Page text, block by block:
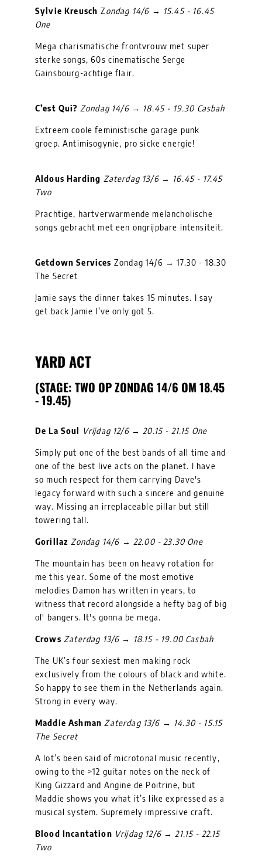
Sylvie Kreusch Zondag 14/6 → 15.45 - 16.45
One
Mega charismatische frontvrouw met super
sterke songs, 60s cinematische Serge
Gainsbourg-achtige flair.
C’est Qui? Zondag 14/6 → 18.45 - 19.30 Casbah
Extreem coole feministische garage punk
groep. Antimisogynie, pro sicke energie!
Aldous Harding Zaterdag 13/6 → 16.45 - 17.45
Two
Prachtige, hartverwarmende melancholische
songs gebracht met een ongrijpbare intensiteit.
Getdown Services Zondag 14/6 → 17.30 - 18.30
The Secret
Jamie says the dinner takes 15 minutes. I say
get back Jamie I’ve only got 5.
YARD ACT
(STAGE: TWO OP ZONDAG 14/6 OM 18.45
- 19.45)
De La Soul Vrijdag 12/6 → 20.15 - 21.15 One
Simply put one of the best bands of all time and
one of the best live acts on the planet. I have
so much respect for them carrying Dave's
legacy forward with such a sincere and genuine
way. Missing an irreplaceable pillar but still
towering tall.
Gorillaz Zondag 14/6 → 22.00 - 23.30 One
The mountain has been on heavy rotation for
me this year. Some of the most emotive
melodies Damon has written in years, to
witness that record alongside a hefty bag of big
ol' bangers. It's gonna be mega.
Crows Zaterdag 13/6 → 18.15 - 19.00 Casbah
The UK’s four sexiest men making rock
exclusively from the colours of black and white.
So happy to see them in the Netherlands again.
Strong in every way.
Maddie Ashman Zaterdag 13/6 → 14.30 - 15.15
The Secret
A lot’s been said of microtonal music recently,
owing to the >12 guitar notes on the neck of
King Gizzard and Angine de Poitrine, but
Maddie shows you what it’s like expressed as a
musical system. Supremely impressive craft.
Blood Incantation Vrijdag 12/6 → 21.15 - 22.15
Two